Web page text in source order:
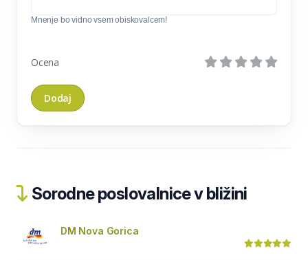
Mnenje bo vidno vsem obiskovalcem!
Ocena
Sorodne poslovalnice v bližini
DM Nova Gorica